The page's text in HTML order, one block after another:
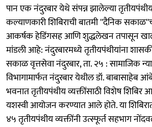
पान एक नंदुरबार येथे संपन्न झालेल्या
कल्याणकारी शिबिराची बातमी ''दैनिक
आकर्षक हेडिंगसह आणि शुद्धलेखन तपासून
मांडली आहे: नंदुरबारमध्ये तृतीयपंथीयांना
सकाळ वृत्तसेवा नंदुरबार, ता. २५ : सामाजिक
विभागामार्फत नंदुरबार येथील डॉ. बाबासाहेब
भवनात तृतीयपंथीय व्यक्तींसाठी विशेष शिबिर
यशस्वी आयोजन करण्यात आले होते. या
४५ तृतीयपंथीय व्यक्तींनी उत्स्फूर्त सहभाग